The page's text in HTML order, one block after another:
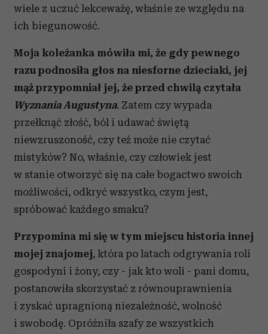
wiele z uczuć lekceważę, właśnie ze względu na
ich biegunowość.
Moja koleżanka mówiła mi, że gdy pewnego
razu podnosiła głos na niesforne dzieciaki, jej
mąż przypomniał jej, że przed chwilą czytała
Wyznania Augustyna. Zatem czy wypada
przełknąć złość, ból i udawać świętą
niewzruszoność, czy też może nie czytać
mistyków? No, właśnie, czy człowiek jest
w stanie otworzyć się na całe bogactwo swoich
możliwości, odkryć wszystko, czym jest,
spróbować każdego smaku?
Przypomina mi się w tym miejscu historia innej
mojej znajomej, która po latach odgrywania roli
gospodyni i żony, czy - jak kto woli - pani domu,
postanowiła skorzystać z równouprawnienia
i zyskać upragnioną niezależność, wolność
i swobodę. Opróżniła szafy ze wszystkich